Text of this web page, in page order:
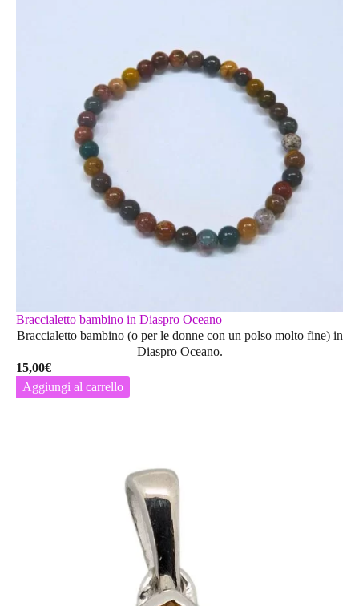
Braccialetto bambino in Diaspro Oceano
Braccialetto bambino (o per le donne con un polso molto fine) in
Diaspro Oceano.
15,00€
Aggiungi al carrello